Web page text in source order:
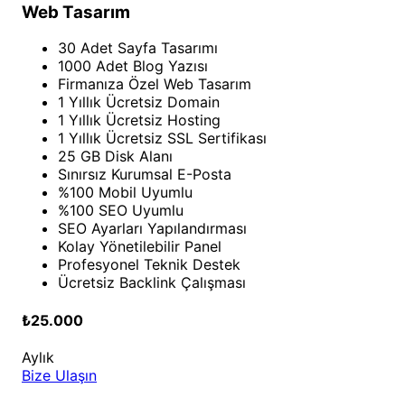
Web Tasarım
30 Adet Sayfa Tasarımı
1000 Adet Blog Yazısı
Firmanıza Özel Web Tasarım
1 Yıllık Ücretsiz Domain
1 Yıllık Ücretsiz Hosting
1 Yıllık Ücretsiz SSL Sertifikası
25 GB Disk Alanı
Sınırsız Kurumsal E-Posta
%100 Mobil Uyumlu
%100 SEO Uyumlu
SEO Ayarları Yapılandırması
Kolay Yönetilebilir Panel
Profesyonel Teknik Destek
Ücretsiz Backlink Çalışması
₺25.000
Aylık
Bize Ulaşın